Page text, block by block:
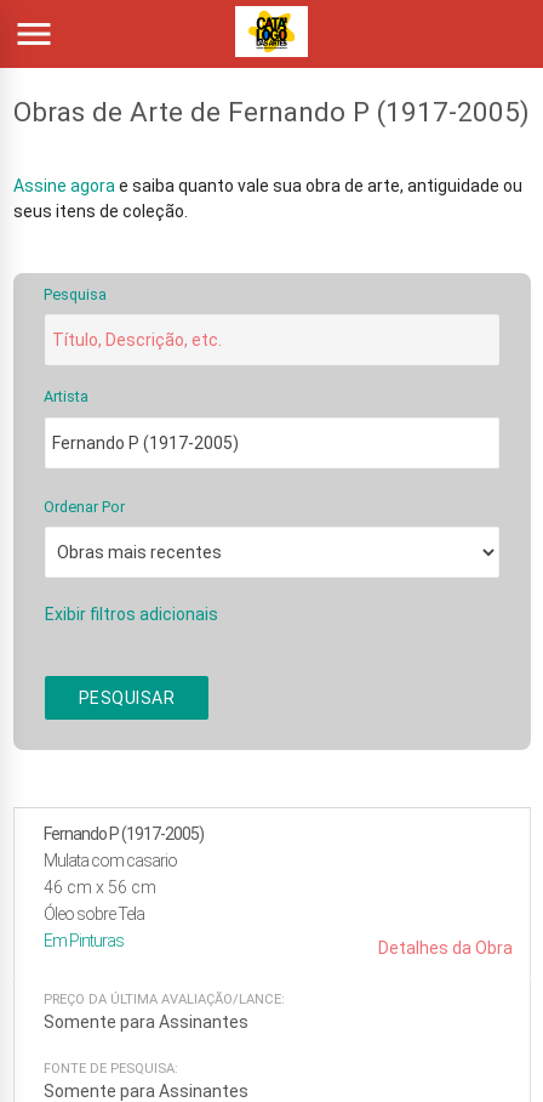

Obras de Arte de Fernando P (1917-2005)
Assine agora e saiba quanto vale sua obra de arte, antiguidade ou
seus itens de coleção.
Pesquisa
Artista
Ordenar Por
Exibir filtros adicionais
PESQUISAR
Fernando P (1917-2005)
Mulata com casario
46 cm x 56 cm
Óleo sobre Tela
Em Pinturas Detalhes da Obra
PREÇO DA ÚLTIMA AVALIAÇÃO/LANCE:
Somente para Assinantes
FONTE DE PESQUISA:
Somente para Assinantes